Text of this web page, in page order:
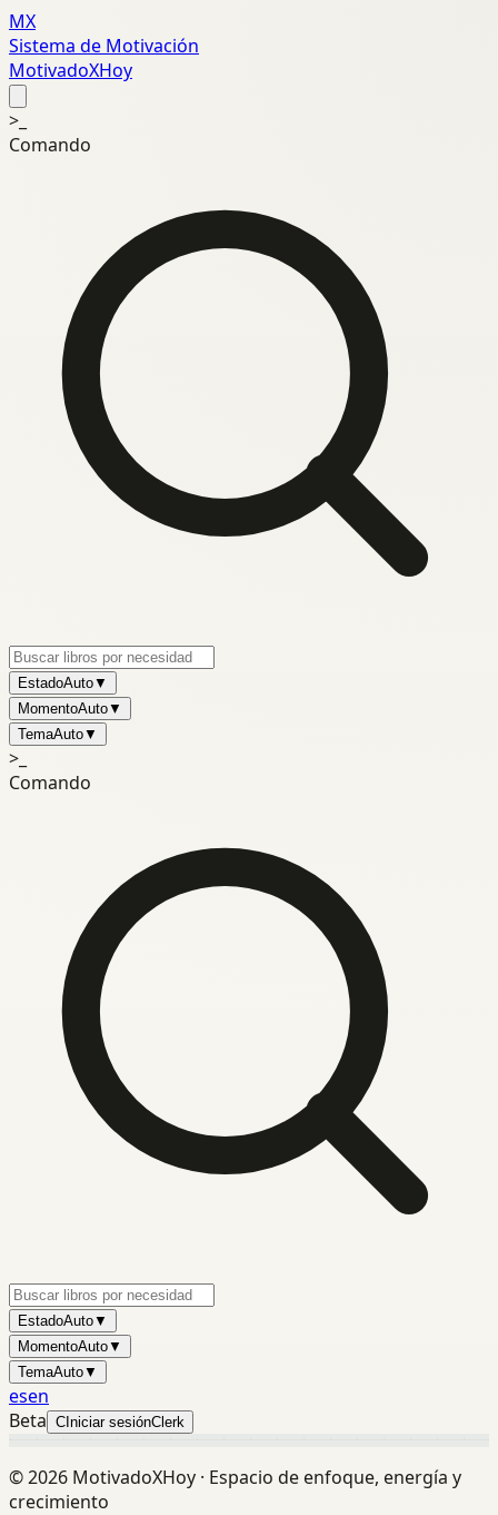
MX
Sistema de Motivación
MotivadoXHoy
>_
Comando
EstadoAuto▼
MomentoAuto▼
TemaAuto▼
>_
Comando
EstadoAuto▼
MomentoAuto▼
TemaAuto▼
esen
Beta C Iniciar sesiónClerk
©2026 MotivadoXHoy · Espacio de enfoque, energía y
crecimiento